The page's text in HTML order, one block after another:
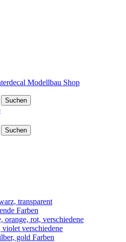
Suchen
Suchen
transparent
Farben
orange, rot, verschiedene
violet verschiedene
gold Farben